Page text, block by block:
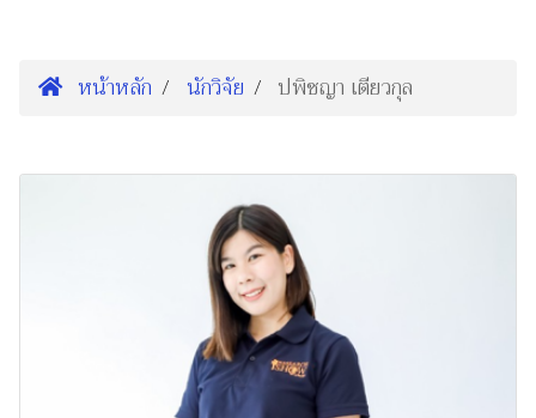
หน้าหลัก นักวิจัย ปพิชญา เตียวกุล